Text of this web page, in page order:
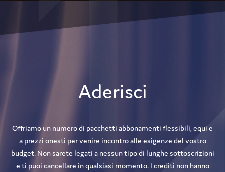
Aderisci
Offriamo un numero di pacchetti abbonamenti flessibili, equi e
a prezzi onesti per venire incontro alle esigenze del vostro
budget. Non sarete legati a nessun tipo di lunghe sottoscrizioni
e ti puoi cancellare in qualsiasi momento. I crediti non hanno